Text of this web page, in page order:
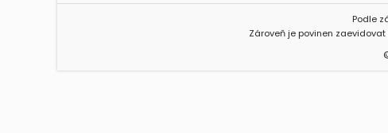
Podle
Zároveň je povinen